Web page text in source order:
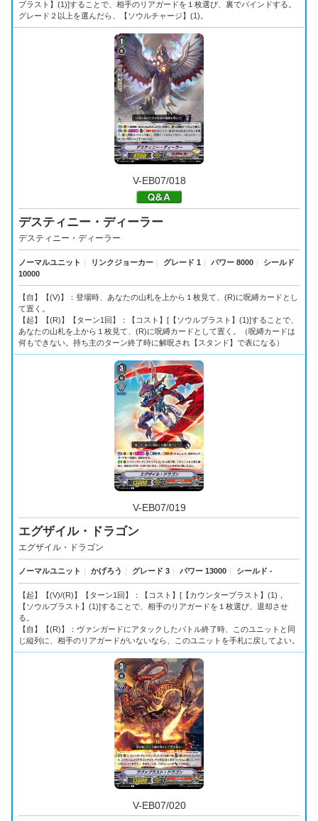
ブラスト】(1)]することで、相手のリアガードを１枚選び、裏でバインドする。
グレード２以上を選んだら、【ソウルチャージ】(1)。
V-EB07/018
デスティニー・ディーラー
デスティニー・ディーラー
ノーマルユニット ｜ リンクジョーカー ｜ グレード 1 ｜ パワー 8000 ｜
シールド
10000
【自】【(V)】：登場時、あなたの山札を上から１枚見て、(R)に呪縛カードとし
て置く。
【起】【(R)】【ターン1回】：【コスト】[【ソウルブラスト】(1)]することで、
あなたの山札を上から１枚見て、(R)に呪縛カードとして置く。（呪縛カードは
何もできない。持ち主のターン終了時に解呪され【スタンド】で表になる）
V-EB07/019
エグザイル・ドラゴン
エグザイル・ドラゴン
ノーマルユニット かげろう グレード 3 パワー 13000 シールド -
【起】【(V)/(R)】【ターン1回】：【コスト】[【カウンターブラスト】(1)，
【ソウルブラスト】(1)]することで、相手のリアガードを１枚選び、退却させ
る。
【自】【(R)】：ヴァンガードにアタックしたバトル終了時、このユニットと同
じ縦列に、相手のリアガードがいないなら、このユニットを手札に戻してよい。
V-EB07/020